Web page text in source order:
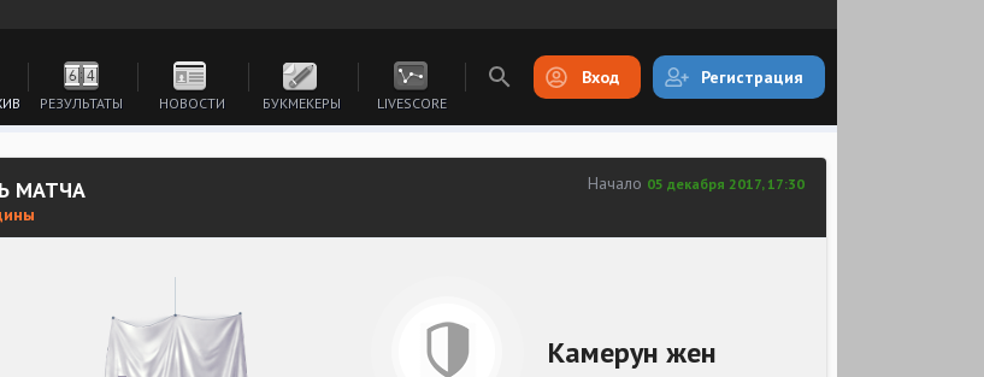
РЕЗУЛЬТАТЫ НОВОСТИ БУКМЕКЕРЫ LIVESCORE
Вход Регистрация
МАТЧА Начало 05 декабря 2017, 17:30
Камерун жен